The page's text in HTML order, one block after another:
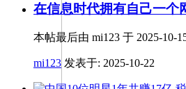
在信息时代拥有自己一个
本帖最后由 mi123 于 2025-10-
mi123 发表于: 2025-10-22